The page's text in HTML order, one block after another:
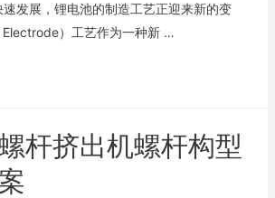
发展，锂电池的制造工艺正迎来新的变
）工艺作为一种新 …
杆挤出机螺杆构型